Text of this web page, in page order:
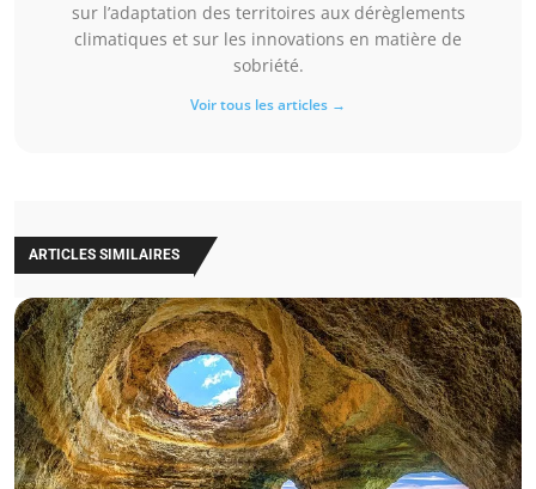
sur l’adaptation des territoires aux dérèglements
climatiques et sur les innovations en matière de
sobriété.
Voir tous les articles →
ARTICLES SIMILAIRES